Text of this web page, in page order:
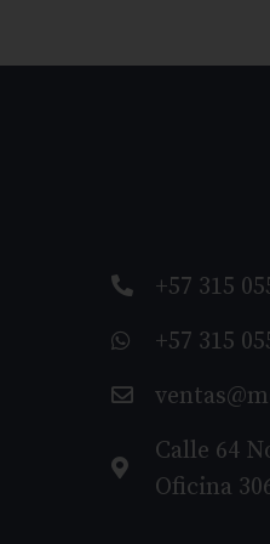
+57 315
+57 315
Calle 64
Oficina